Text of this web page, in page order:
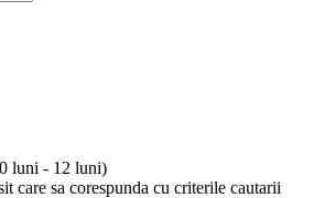
luni - 12 luni)
care sa corespunda cu criterile cautarii